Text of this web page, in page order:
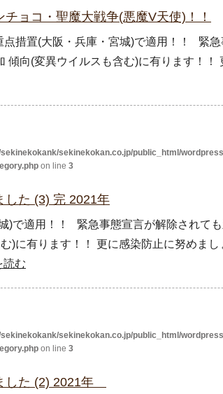
ョコ・聖魔大戦争(悪魔V天使)！！
点措置(大阪・兵庫・宮城)で適用！！ 緊
傾向(変異ウイルスも含む)に有ります！！
sekinekokan.co.jp/public_html/
on line 3
した (3) 完 2021年
)で適用！！ 緊急事態宣言が解除されて
)に有ります！！ 更に感染防止に努めまし
読む
sekinekokan.co.jp/public_html/
on line 3
した (2) 2021年